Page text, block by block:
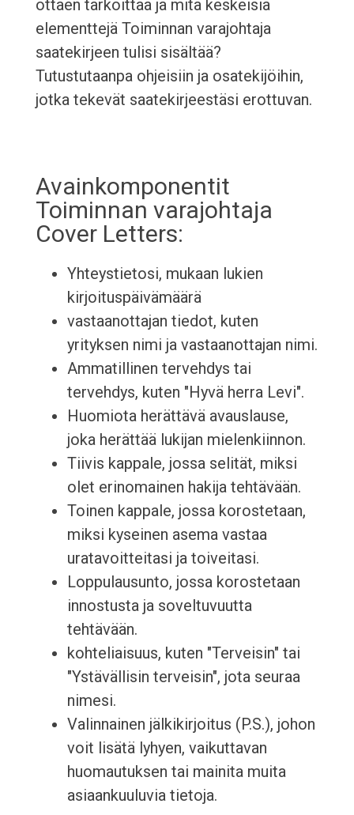
ottaen tarkoittaa ja mitä keskeisiä
elementtejä Toiminnan varajohtaja
saatekirjeen tulisi sisältää?
Tutustutaanpa ohjeisiin ja osatekijöihin,
jotka tekevät saatekirjeestäsi erottuvan.
Avainkomponentit
Toiminnan varajohtaja
Cover Letters:
Yhteystietosi, mukaan lukien
kirjoituspäivämäärä
vastaanottajan tiedot, kuten
yrityksen nimi ja vastaanottajan nimi.
Ammatillinen tervehdys tai
tervehdys, kuten "Hyvä herra Levi".
Huomiota herättävä avauslause,
joka herättää lukijan mielenkiinnon.
Tiivis kappale, jossa selität, miksi
olet erinomainen hakija tehtävään.
Toinen kappale, jossa korostetaan,
miksi kyseinen asema vastaa
uratavoitteitasi ja toiveitasi.
Loppulausunto, jossa korostetaan
innostusta ja soveltuvuutta
tehtävään.
kohteliaisuus, kuten "Terveisin" tai
"Ystävällisin terveisin", jota seuraa
nimesi.
Valinnainen jälkikirjoitus (P.S.), johon
voit lisätä lyhyen, vaikuttavan
huomautuksen tai mainita muita
asiaankuuluvia tietoja.